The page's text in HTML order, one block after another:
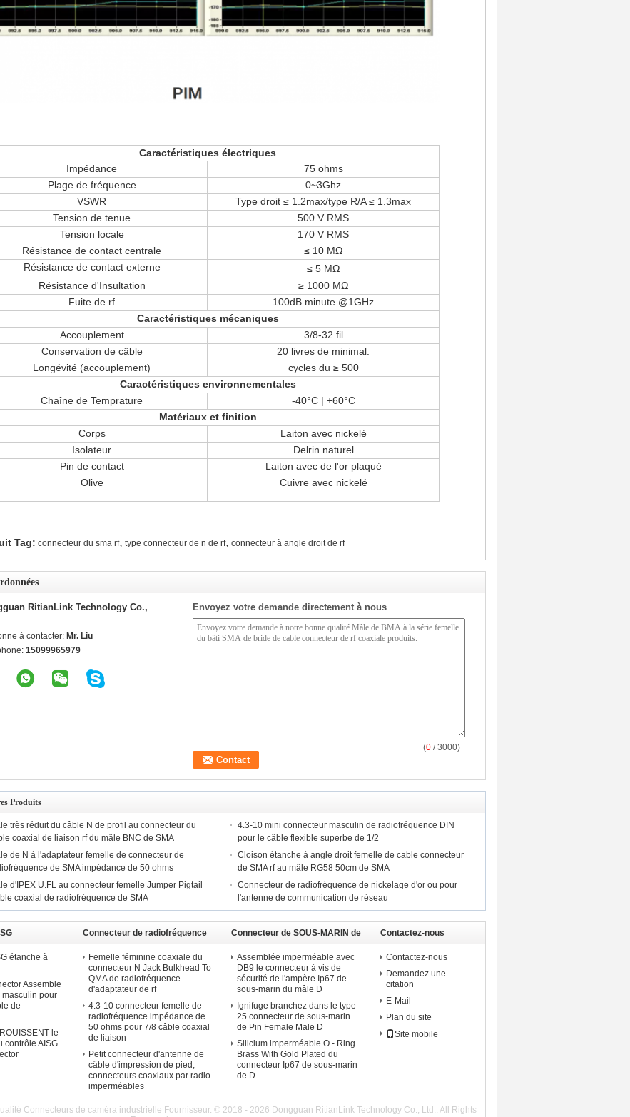
Caractéristiques électriques
Impédance
75 ohms
Plage de fréquence
0~3Ghz
VSWR
Type droit ≤ 1.2max/type R/A ≤ 1.3max
Tension de tenue
500 V RMS
Tension locale
170 V RMS
Résistance de contact centrale
≤ 10 MΩ
Résistance de contact externe
≤ 5 MΩ
Résistance d'Insultation
≥ 1000 MΩ
Fuite de rf
100dB minute @1GHz
Caractéristiques mécaniques
Accouplement
3/8-32 fil
Conservation de câble
20 livres de minimal.
Longévité (accouplement)
cycles du ≥ 500
Caractéristiques environnementales
Chaîne de Temprature
-40°C | +60°C
Matériaux et finition
Corps
Laiton avec nickelé
Isolateur
Delrin naturel
Pin de contact
Laiton avec de l'or plaqué
Olive
Cuivre avec nickelé
Tag: connecteur du sma rf, type connecteur de n de rf, connecteur à angle droit de rf
RitianLink Technology Co.,
à contacter: Mr. Liu
15099965979
Envoyez votre demande directement à nous
(0 / 3000)
Produits
très réduit du câble N de profil au connecteur du
coaxial de liaison rf du mâle BNC de SMA
4.3-10 mini connecteur masculin de radiofréquence DIN
pour le câble flexible superbe de 1/2
de N à l'adaptateur femelle de connecteur de
de SMA impédance de 50 ohms
Cloison étanche à angle droit femelle de cable connecteur
de SMA rf au mâle RG58 50cm de SMA
d'IPEX U.FL au connecteur femelle Jumper Pigtail
coaxial de radiofréquence de SMA
Connecteur de radiofréquence de nickelage d'or ou pour
l'antenne de communication de réseau
étanche à
Assemble
masculin pour
de
le
contrôle AISG
Connecteur de radiofréquence
Femelle féminine coaxiale du
connecteur N Jack Bulkhead To
QMA de radiofréquence
d'adaptateur de rf
4.3-10 connecteur femelle de
radiofréquence impédance de
50 ohms pour 7/8 câble coaxial
de liaison
Petit connecteur d'antenne de
câble d'impression de pied,
connecteurs coaxiaux par radio
imperméables
Connecteur de SOUS-MARIN de
D Assemblée imperméable avec
DB9 le connecteur à vis de
sécurité de l'ampère Ip67 de
sous-marin du mâle D
Ignifuge branchez dans le type
25 connecteur de sous-marin
de Pin Female Male D
Silicium imperméable O - Ring
Brass With Gold Plated du
connecteur Ip67 de sous-marin
de D
Contactez-nous
Contactez-nous
Demandez une
citation
E-Mail
Plan du site
Site mobile
Connecteurs de caméra industrielle Fournisseur. © 2018 - 2026 Dongguan RitianLink Technology Co., Ltd.. All Rights